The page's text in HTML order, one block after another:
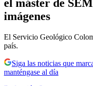
el máster de
imágenes
El Servicio Geológico
país.
Siga las noticias que
manténgase al día